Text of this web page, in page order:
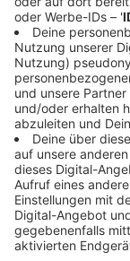
Fragen
wie die Brücke
Insel
und zu
Themeninsel,
alle anderen
Lippebrücke.
Teilnehmer mit
gehen: Zum
nicht geklärt,
zustimmen.
dass der Abriss